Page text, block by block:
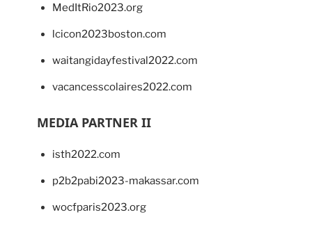
MedItRio2023.org
lcicon2023boston.com
waitangidayfestival2022.com
vacancesscolaires2022.com
MEDIA PARTNER II
isth2022.com
p2b2pabi2023-makassar.com
wocfparis2023.org